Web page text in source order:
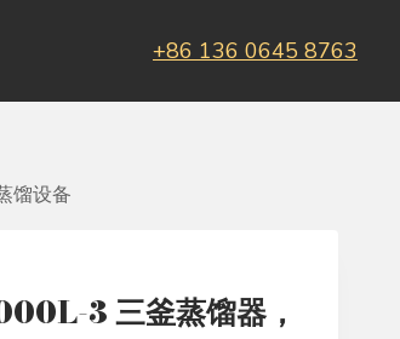
+86 136 0645 8763
馏设备
3 三釜蒸馏器，